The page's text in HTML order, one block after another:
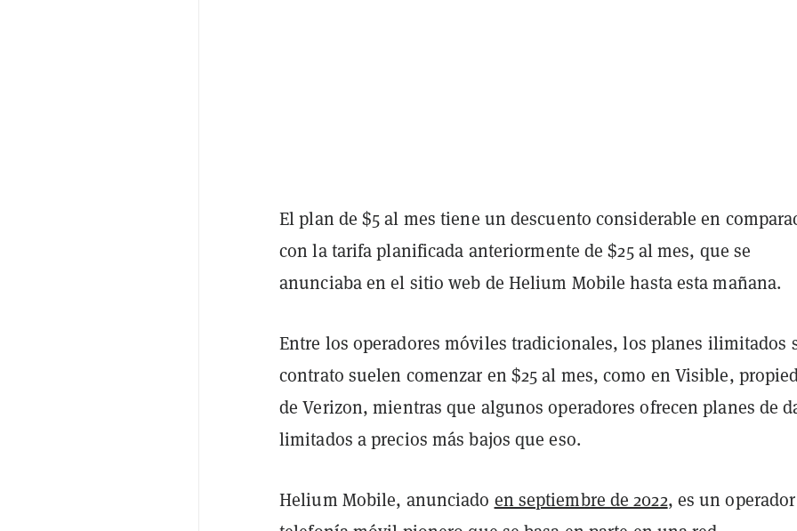
El plan de $5 al mes tiene un descuento considerable en
con la tarifa planificada anteriormente de $25 al mes, que se
anunciaba en el sitio web de Helium Mobile hasta esta mañana.
Entre los operadores móviles tradicionales, los planes ilimitados
contrato suelen comenzar en $25 al mes, como en Visible,
de Verizon, mientras que algunos operadores ofrecen planes de
limitados a precios más bajos que eso.
Helium Mobile, anunciado en septiembre de 2022, es un